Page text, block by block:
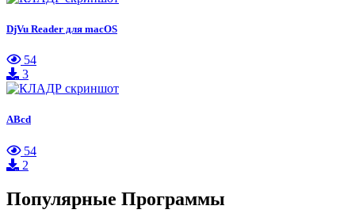
DjVu Reader для macOS
54
3
ABcd
54
2
Популярные Программы